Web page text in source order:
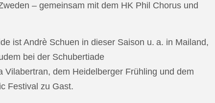
– gemeinsam mit dem HK Phil Chorus und
ist Andrè Schuen in dieser Saison u. a. in Mailand,
bei der Schubertiade
dem Heidelberger Frühling und dem
Festival zu Gast.